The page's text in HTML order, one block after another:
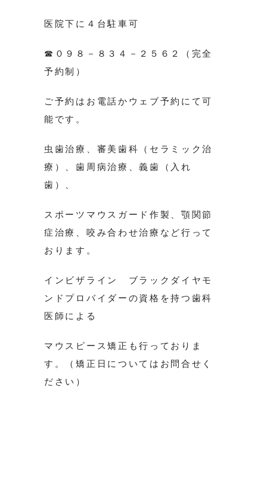
医院下に４台駐車可
☎０９８－８３４－２５６２（完全
予約制）
ご予約はお電話かウェブ予約にて可
能です。
虫歯治療、審美歯科（セラミック治
療）、歯周病治療、義歯（入れ
歯）、
スポーツマウスガード作製、顎関節
症治療、咬み合わせ治療など行って
おります。
インビザライン ブラックダイヤモ
ンドプロバイダーの資格を持つ歯科
医師による
マウスピース矯正も行っておりま
す。（矯正日についてはお問合せく
ださい）